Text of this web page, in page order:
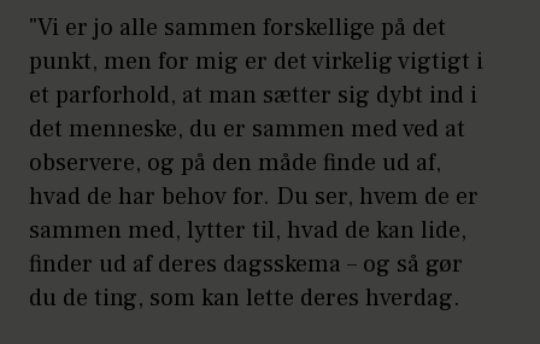
"Vi er jo alle sammen forskellige på det
punkt, men for mig er det virkelig vigtigt i
et parforhold, at man sætter sig dybt ind i
det menneske, du er sammen med ved at
observere, og på den måde finde ud af,
hvad de har behov for. Du ser, hvem de er
sammen med, lytter til, hvad de kan lide,
finder ud af deres dagsskema – og så gør
du de ting, som kan lette deres hverdag.